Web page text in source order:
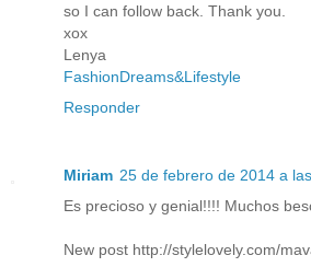
so I can follow back. Thank you.
xox
Lenya
FashionDreams&Lifestyle
Responder
Miriam 25 de febrero de 2014 a
Es precioso y genial!!!! Muchos
New post http://stylelovely.com/